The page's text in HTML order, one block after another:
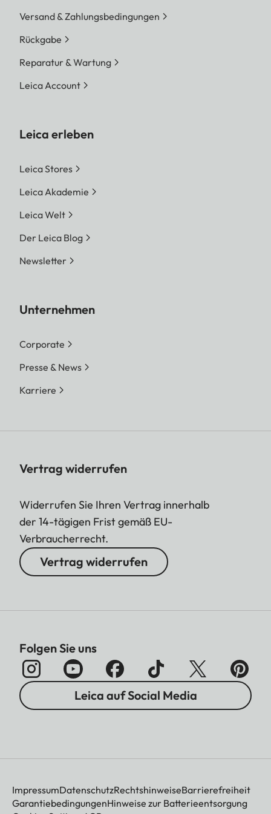
Versand & Zahlungsbedingungen
Rückgabe
Reparatur & Wartung
Leica Account
Leica erleben
Leica Stores
Leica Akademie
Leica Welt
Der Leica Blog
Newsletter
Unternehmen
Corporate
Presse & News
Karriere
Vertrag widerrufen
Widerrufen Sie Ihren Vertrag innerhalb
der 14-tägigen Frist gemäß EU-
Verbraucherrecht.
Vertrag widerrufen
Folgen Sie uns
Leica auf Social Media
ImpressumDatenschutzRechtshinweiseBarrierefreiheit
GarantiebedingungenHinweise zur Batterieentsorgung